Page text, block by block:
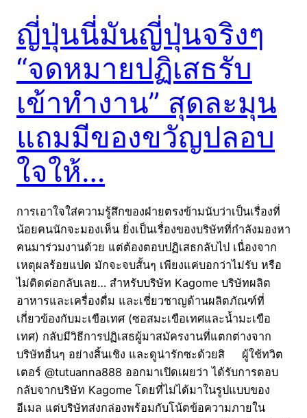
ญี่ปุ่นนี่มันญี่ปุ่นจริงๆ
“จดหมายปฏิเสธรับ
เข้าทำงาน” สุดละมุน
แถมมีของขวัญปลอบ
ใจให้…
การเอาใจใส่ความรู้สึกของฝ่ายตรงข้ามนับว่าเป็นเรื่องที่
น้อยคนนักจะมองเห็น ยิ่งเป็นเรื่องของบริษัทที่กำลังมองหา
คนมาร่วมงานด้วย แต่ต้องตอบปฏิเสธกลับไป เนื่องจาก
เหตุผลร้อยแปด มักจะจบสั้นๆ เพียงแค่บอกว่าไม่รับ หรือ
ไม่ติดต่อกลับเลย… สำหรับบริษัท Kagome บริษัทผลิต
อาหารและเครื่องดื่ม และเชี่ยวชาญด้านผลิตภัณฑ์ที่
เกี่ยวข้องกับมะเขือเทศ (ซอสมะเขือเทศและน้ำมะเขือ
เทศ) กลับมีวิธีการปฏิเสธผู้มาสมัครงานที่แตกต่างจาก
บริษัทอื่นๆ อย่างสิ้นเชิง และดูน่ารักซะด้วยสิ ผู้ใช้ทวิต
เตอร์ @tutuanna888 ออกมาเปิดเผยว่า ได้รับการตอบ
กลับจากบริษัท Kagome โดยที่ไม่ได้มาในรูปแบบของ
อีเมล แต่บริษัทส่งกล่องพร้อมกับโน้ตข้อความภายใน